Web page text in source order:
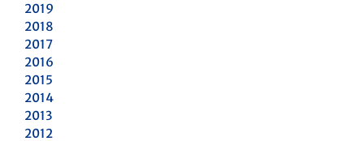
2019
2018
2017
2016
2015
2014
2013
2012